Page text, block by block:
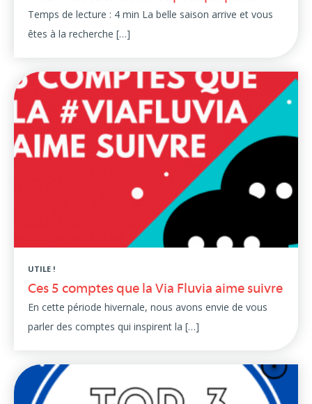
Temps de lecture : 4 min La belle saison arrive et vous
êtes à la recherche […]
UTILE !
Ces 5 comptes que la Via Fluvia aime suivre
En cette période hivernale, nous avons envie de vous
parler des comptes qui inspirent la […]